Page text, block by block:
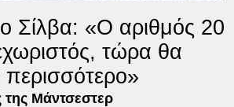
Σίλβα: «Ο αριθμός 20
τώρα θα
περισσότερο»
της Μάντσεστερ